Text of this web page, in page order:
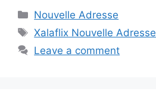
Nouvelle Adresse
Xalaflix Nouvelle Adresse
Leave a comment